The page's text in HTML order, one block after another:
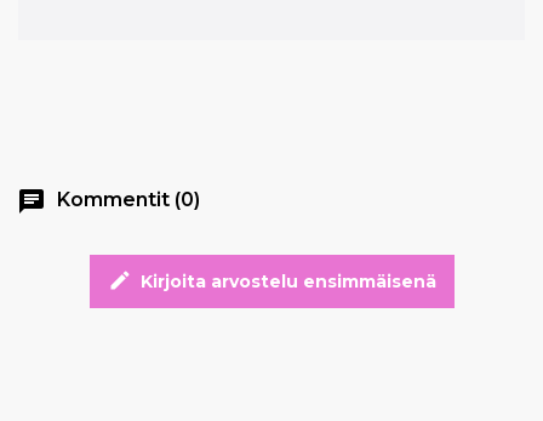
chat Kommentit (0)
edit Kirjoita arvostelu ensimmäisenä